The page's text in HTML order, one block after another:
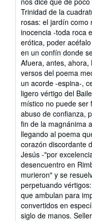
Trinidad de la
rosas: el jardín como
inocencia -toda roca
erótica, poder
en un confín donde
Afuera, antes, ahora,
versos del poema
un acorde -espina-,
ligero vértigo del
místico no puede ser
abuso de confianza,
fin de la magnánima
llegando al poema
corazón discordante
Jesús -"por
desencuentro en
murieron" y se
perpetuando
que ambulan para
convertidos en
siglo de manos.